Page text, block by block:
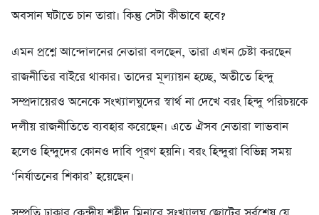
অবসান ঘটাতে চান তারা। কিন্তু সেটা কীভাবে হবে?
এমন প্রশ্নে আন্দোলনের নেতারা বলছেন, তারা এখন চেষ্টা করছেন
রাজনীতির বাইরে থাকার। তাদের মূল্যায়ন হচ্ছে, অতীতে হিন্দু
সম্প্রদায়েরও অনেকে সংখ্যালঘুদের স্বার্থ না দেখে বরং হিন্দু পরিচয়কে
দলীয় রাজনীতিতে ব্যবহার করেছেন। এতে ঐসব নেতারা লাভবান
হলেও হিন্দুদের কোনও দাবি পূরণ হয়নি। বরং হিন্দুরা বিভিন্ন সময়
‘নির্যাতনের শিকার’ হয়েছেন।